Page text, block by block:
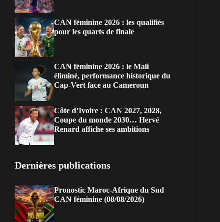
CAN féminine 2026 : les qualifiés
pour les quarts de finale
CAN féminine 2026 : le Mali
éliminé, performance historique du
Cap-Vert face au Cameroun
Côte d’Ivoire : CAN 2027, 2028,
Coupe du monde 2030… Hervé
Renard affiche ses ambitions
Dernières publications
Pronostic Maroc-Afrique du Sud
CAN féminine (08/08/2026)